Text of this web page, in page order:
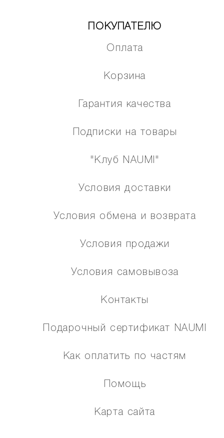
ПОКУПАТЕЛЮ
Оплата
Корзина
Гарантия качества
Подписки на товары
"Клуб NAUMI"
Условия доставки
Условия обмена и возврата
Условия продажи
Условия самовывоза
Контакты
Подарочный сертификат NAUMI
Как оплатить по частям
Помощь
Карта сайта